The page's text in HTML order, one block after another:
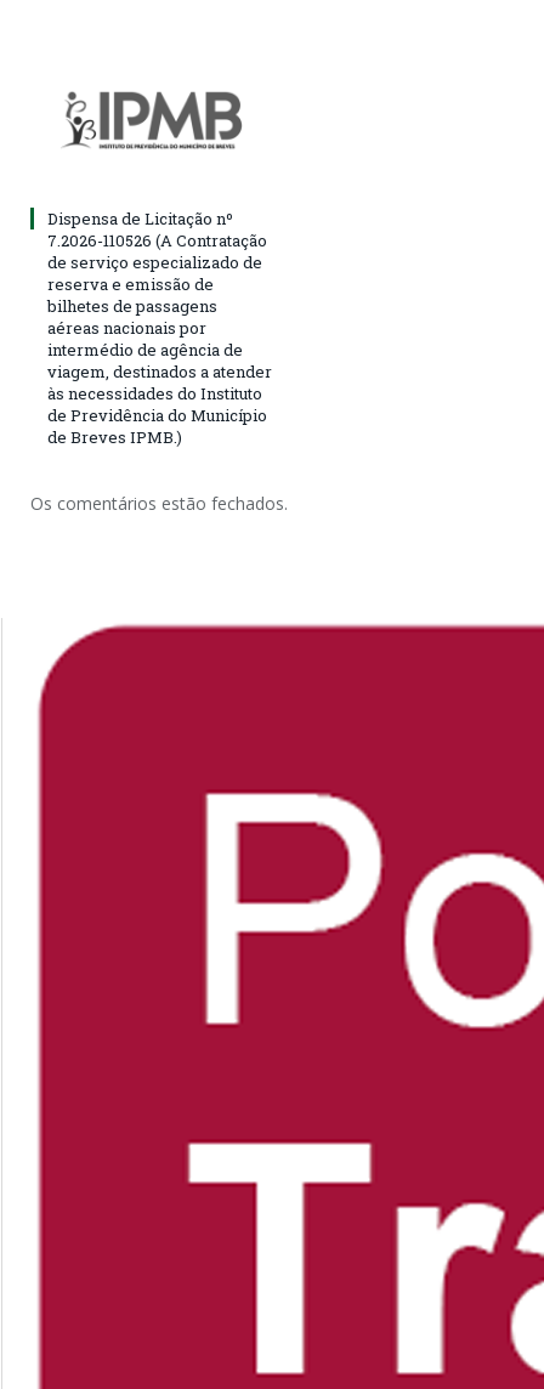
Dispensa de Licitação nº
7.2026-110526 (A Contratação
de serviço especializado de
reserva e emissão de
bilhetes de passagens
aéreas nacionais por
intermédio de agência de
viagem, destinados a atender
às necessidades do Instituto
de Previdência do Município
de Breves IPMB.)
Os comentários estão fechados.